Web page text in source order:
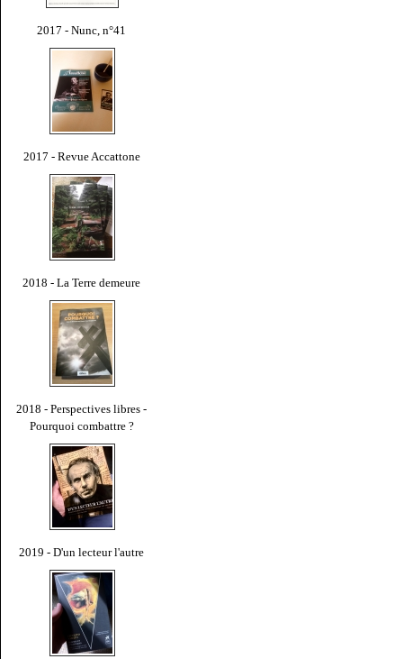
2017 - Nunc, n°41
2017 - Revue Accattone
2018 - La Terre demeure
2018 - Perspectives libres -
Pourquoi combattre ?
2019 - D'un lecteur l'autre